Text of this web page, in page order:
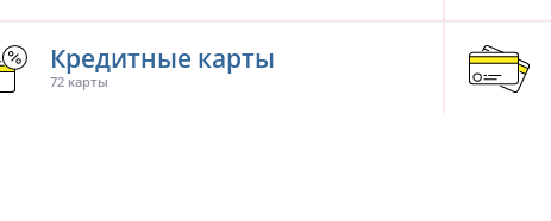
Кредитные карты
72 карты